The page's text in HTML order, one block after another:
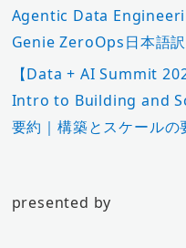
Agentic Data
Genie ZeroOps日本語
【Data + AI Summit
Intro to Building and
要約｜構築とスケールの
presented by